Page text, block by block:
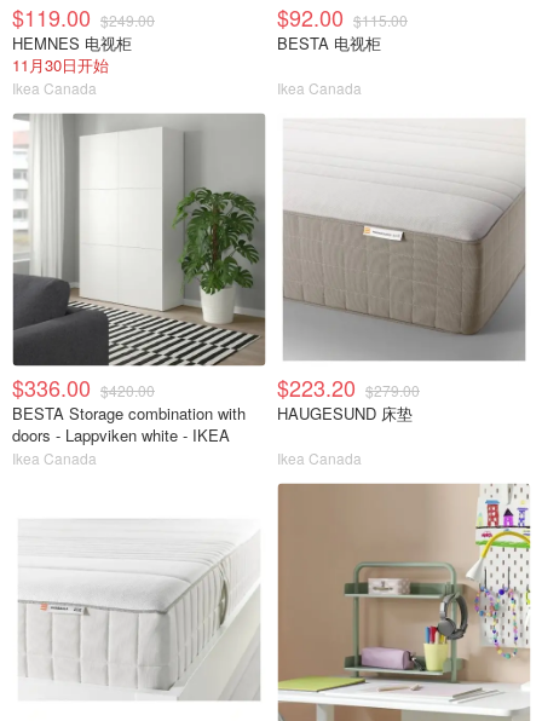
$119.00 $249.00
HEMNES 电视柜
11月30日开始
Ikea Canada
$92.00 $115.00
BESTA 电视柜
Ikea Canada
$336.00 $420.00
BESTA Storage combination with
doors - Lappviken white - IKEA
Ikea Canada
$223.20 $279.00
HAUGESUND 床垫
Ikea Canada